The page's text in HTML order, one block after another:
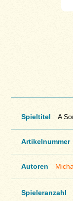
Spieltitel A
Artikelnummer
Autoren
Spieleranzahl